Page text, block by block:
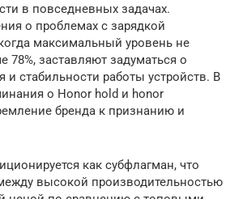
в повседневных задачах.
о проблемах с зарядкой
максимальный уровень не
78%, заставляют задуматься о
и стабильности работы устройств. В
о Honor hold и honor
бренда к признанию и
как субфлагман, что
высокой производительностью